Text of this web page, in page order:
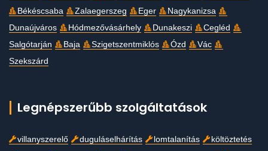
Békéscsaba
Zalaegerszeg Eger
Nagykanizsa
Dunaújváros
Hódmezővásárhely Dunakeszi
Cegléd
Salgótarján
Baja Szigetszentmiklós Ózd
Vác
Szekszárd
Legnépszerűbb szolgáltatások
villanyszerelő duguláselhárítás lomtalanítás
költöztetés